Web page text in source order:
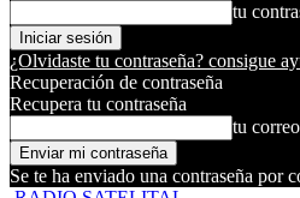
tu
¿Olvidaste tu contraseña? consigue
Recuperación de contraseña
Recupera tu contraseña
tu
Se te ha enviado una contraseña por